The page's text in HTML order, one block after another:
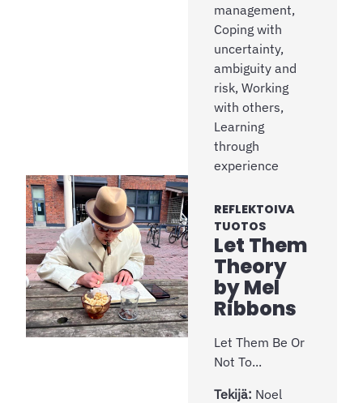
management,
Coping with
uncertainty,
ambiguity and
risk, Working
with others,
Learning
through
experience
REFLEKTOIVA
TUOTOS
Let Them
Theory
by Mel
Ribbons
Let Them Be Or
Not To...
Tekijä: Noel